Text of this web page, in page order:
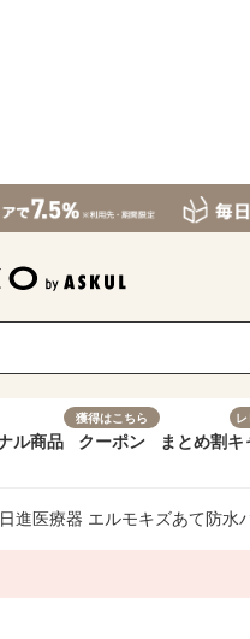
ル商品
獲得はこちら
クーポン まとめ割キ
日進医療器 エルモキズあて防水